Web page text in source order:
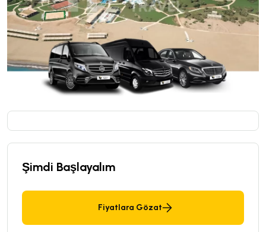
Şimdi Başlayalım
Fiyatlara Gözat